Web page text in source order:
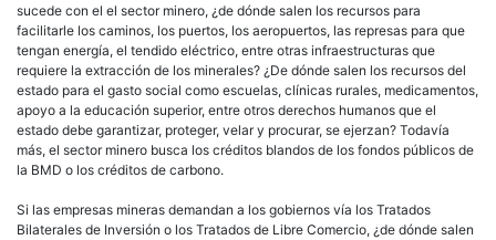
sucede con el el sector minero, ¿de dónde salen los recursos para
facilitarle los caminos, los puertos, los aeropuertos, las represas para que
tengan energía, el tendido eléctrico, entre otras infraestructuras que
requiere la extracción de los minerales? ¿De dónde salen los recursos del
estado para el gasto social como escuelas, clínicas rurales, medicamentos,
apoyo a la educación superior, entre otros derechos humanos que el
estado debe garantizar, proteger, velar y procurar, se ejerzan? Todavía
más, el sector minero busca los créditos blandos de los fondos públicos de
la BMD o los créditos de carbono.
Si las empresas mineras demandan a los gobiernos vía los Tratados
Bilaterales de Inversión o los Tratados de Libre Comercio, ¿de dónde salen